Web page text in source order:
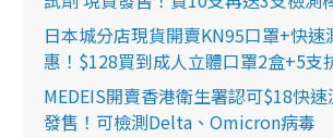
日本城分店現貨開賣KN95口罩+快速
惠！$128買到成人立體口罩2盒+5支
MEDEIS開賣香港衛生署認可$18快
發售！可檢測Delta、Omicron病毒